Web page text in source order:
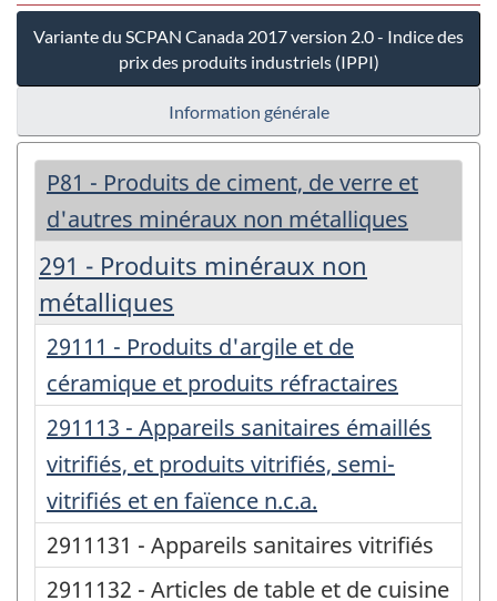
Variante du SCPAN Canada 2017 version 2.0 - Indice des
prix des produits industriels (IPPI)
Information générale
P81 - Produits de ciment, de verre et
d'autres minéraux non métalliques
291 - Produits minéraux non
métalliques
29111 - Produits d'argile et de
céramique et produits réfractaires
291113 - Appareils sanitaires émaillés
vitrifiés, et produits vitrifiés, semi-
vitrifiés et en faïence n.c.a.
2911131 - Appareils sanitaires vitrifiés
2911132 - Articles de table et de cuisine